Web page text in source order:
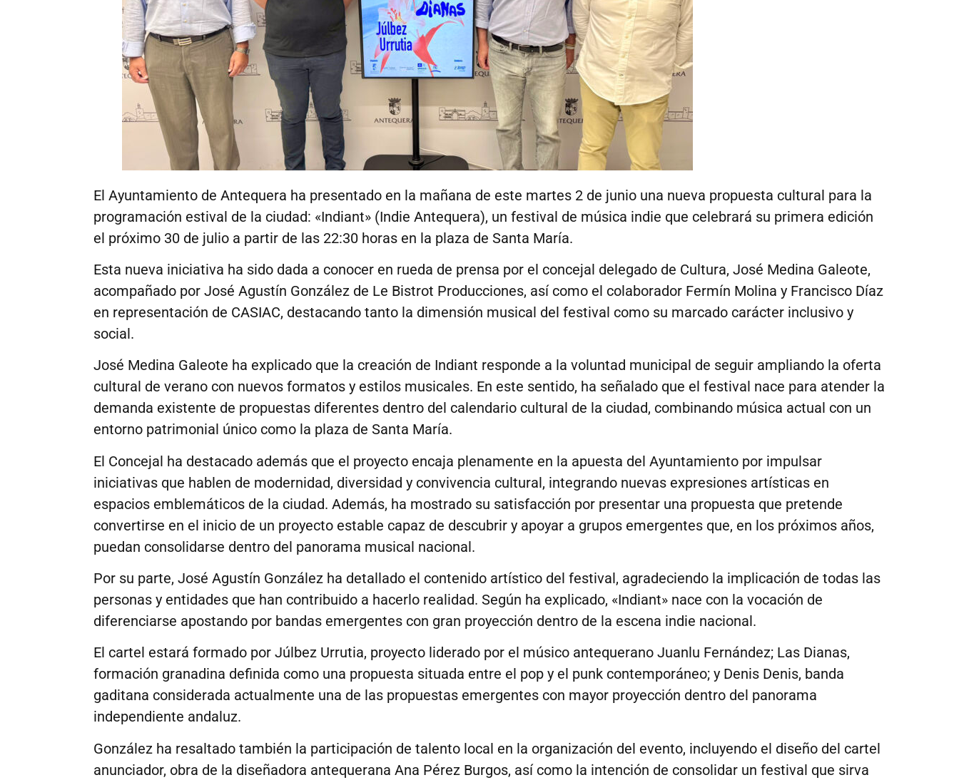
El Ayuntamiento de Antequera ha presentado en la mañana de este martes 2 de junio una nueva propuesta cultural para la
programación estival de la ciudad: «Indiant» (Indie Antequera), un festival de música indie que celebrará su primera edición
el próximo 30 de julio a partir de las 22:30 horas en la plaza de Santa María.
Esta nueva iniciativa ha sido dada a conocer en rueda de prensa por el concejal delegado de Cultura, José Medina Galeote,
acompañado por José Agustín González de Le Bistrot Producciones, así como el colaborador Fermín Molina y Francisco Díaz
en representación de CASIAC, destacando tanto la dimensión musical del festival como su marcado carácter inclusivo y
social.
José Medina Galeote ha explicado que la creación de Indiant responde a la voluntad municipal de seguir ampliando la oferta
cultural de verano con nuevos formatos y estilos musicales. En este sentido, ha señalado que el festival nace para atender la
demanda existente de propuestas diferentes dentro del calendario cultural de la ciudad, combinando música actual con un
entorno patrimonial único como la plaza de Santa María.
El Concejal ha destacado además que el proyecto encaja plenamente en la apuesta del Ayuntamiento por impulsar
iniciativas que hablen de modernidad, diversidad y convivencia cultural, integrando nuevas expresiones artísticas en
espacios emblemáticos de la ciudad. Además, ha mostrado su satisfacción por presentar una propuesta que pretende
convertirse en el inicio de un proyecto estable capaz de descubrir y apoyar a grupos emergentes que, en los próximos años,
puedan consolidarse dentro del panorama musical nacional.
Por su parte, José Agustín González ha detallado el contenido artístico del festival, agradeciendo la implicación de todas las
personas y entidades que han contribuido a hacerlo realidad. Según ha explicado, «Indiant» nace con la vocación de
diferenciarse apostando por bandas emergentes con gran proyección dentro de la escena indie nacional.
El cartel estará formado por Júlbez Urrutia, proyecto liderado por el músico antequerano Juanlu Fernández; Las Dianas,
formación granadina definida como una propuesta situada entre el pop y el punk contemporáneo; y Denis Denis, banda
gaditana considerada actualmente una de las propuestas emergentes con mayor proyección dentro del panorama
independiente andaluz.
González ha resaltado también la participación de talento local en la organización del evento, incluyendo el diseño del cartel
anunciador, obra de la diseñadora antequerana Ana Pérez Burgos, así como la intención de consolidar un festival que sirva